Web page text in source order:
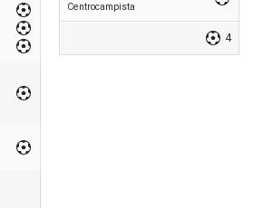
Centrocampista
4